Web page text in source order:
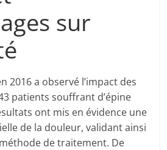
sur
2016 a observé l’impact des
patients souffrant d’épine
ont mis en évidence une
de la douleur, validant ainsi
de traitement. De